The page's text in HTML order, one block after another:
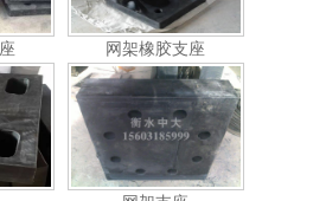
网架支座